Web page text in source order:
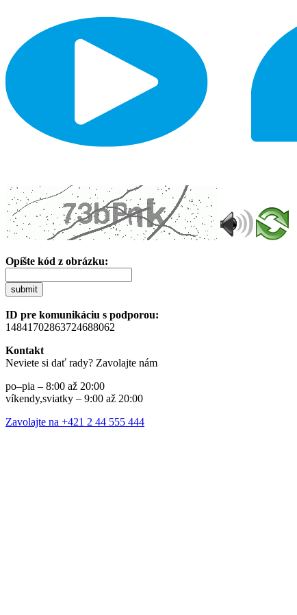
Opíšte kód z obrázku:
submit
ID pre komunikáciu s podporou:
14841702863724688062
Kontakt
Neviete si dať rady? Zavolajte nám
po–pia – 8:00 až 20:00
víkendy,sviatky – 9:00 až 20:00
Zavolajte na +421 2 44 555 444